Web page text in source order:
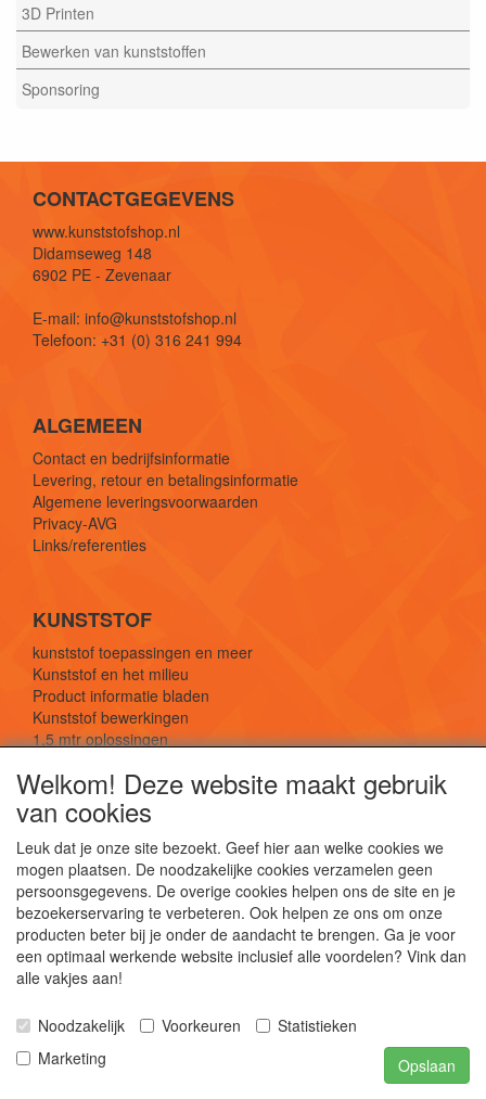
3D Printen
Bewerken van kunststoffen
Sponsoring
CONTACTGEGEVENS
www.kunststofshop.nl
Didamseweg 148
6902 PE - Zevenaar
E-mail: info@kunststofshop.nl
Telefoon: +31 (0) 316 241 994
ALGEMEEN
Contact en bedrijfsinformatie
Levering, retour en betalingsinformatie
Algemene leveringsvoorwaarden
Privacy-AVG
Links/referenties
KUNSTSTOF
kunststof toepassingen en meer
Kunststof en het milieu
Product informatie bladen
Kunststof bewerkingen
1,5 mtr oplossingen
SOCIALE MEDIA
De webshop voor kunststof platen, folies, buizen
Kunststof bewerkingen, productontwerp en
duurzame oplossingen.
Welkom! Deze website maakt gebruik
van cookies
Leuk dat je onze site bezoekt. Geef hier aan welke cookies we
mogen plaatsen. De noodzakelijke cookies verzamelen geen
persoonsgegevens. De overige cookies helpen ons de site en je
bezoekerservaring te verbeteren. Ook helpen ze ons om onze
producten beter bij je onder de aandacht te brengen. Ga je voor
een optimaal werkende website inclusief alle voordelen? Vink dan
alle vakjes aan!
Noodzakelijk Voorkeuren
Statistieken
Marketing
Opslaan